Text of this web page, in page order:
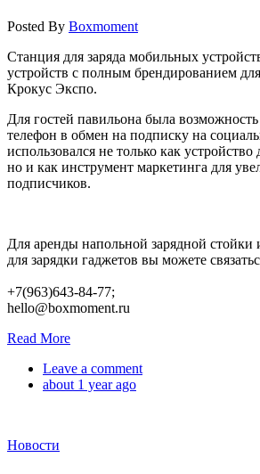
Posted By Boxmoment
Станция для заряда мобильных
устройств с полным брендированием
Крокус Экспо.
Для гостей павильона была возможность
телефон в обмен на подписку на
использовался не только как устройство
но и как инструмент маркетинга для
подписчиков.
Для аренды напольной зарядной стойки
для зарядки гаджетов вы можете
+7(963)643-84-77;
hello@boxmoment.ru
Read More
Leave a comment
about 1 year ago
Новости